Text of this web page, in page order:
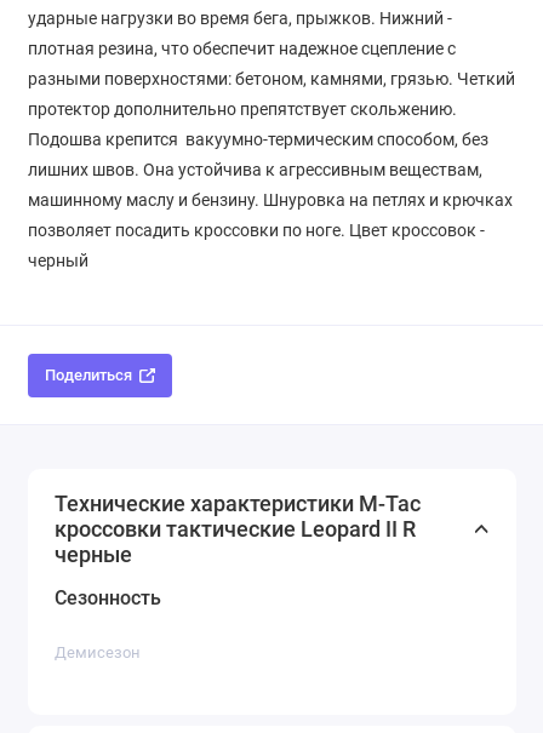
ударные нагрузки во время бега, прыжков. Нижний -
плотная резина, что обеспечит надежное сцепление с
разными поверхностями: бетоном, камнями, грязью. Четкий
протектор дополнительно препятствует скольжению.
Подошва крепится вакуумно-термическим способом, без
лишних швов. Она устойчива к агрессивным веществам,
машинному маслу и бензину. Шнуровка на петлях и крючках
позволяет посадить кроссовки по ноге. Цвет кроссовок -
черный
Поделиться
Технические характеристики M-Tac
кроссовки тактические Leopard II R
черные
Сезонность
Демисезон